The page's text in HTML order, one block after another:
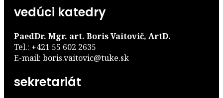
vedúci katedry
PaedDr. Mgr. art. Boris Vaitovič, ArtD.
Tel.: +421 55 602 2635
E-mail: boris.vaitovic@tuke.sk
sekretariát